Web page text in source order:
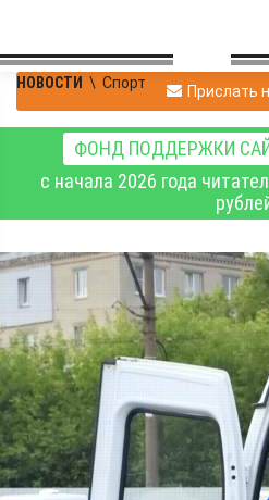
НОВОСТИ \ Спорт Прислать
ФОНД ПОДДЕРЖКИ
с начала 2026 года
В 19 округах
появится
адаптивного